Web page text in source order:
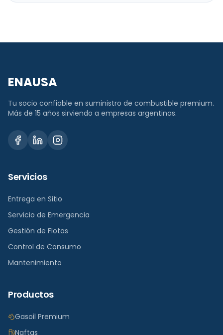
ENAUSA
Tu socio confiable en suministro de combustible premium.
Más de 15 años sirviendo a empresas argentinas.
Servicios
Entrega en Sitio
Servicio de Emergencia
Gestión de Flotas
Control de Consumo
Mantenimiento
Productos
Gasoil Premium
Naftas